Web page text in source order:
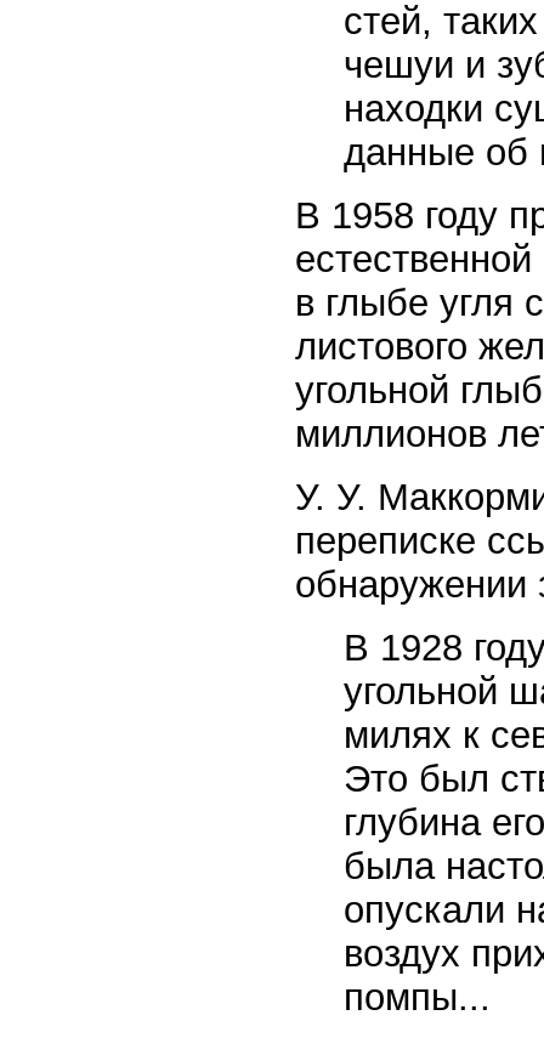
стей,
чешуи и
находки
данные об
В 1958 году
в глыбе
листового
угольной
миллионов
У. У.
переписке
обнаружении
В 1928
угольной
милях к
Это был
глубина
была
опускали
воздух
помпы...